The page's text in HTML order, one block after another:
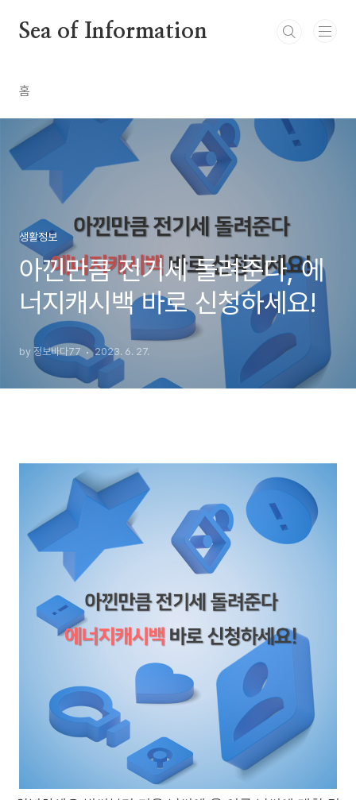
Sea of Information
홈
생활정보
아낀만큼 전기세 돌려준다, 에
너지캐시백 바로 신청하세요!
by 정보바다77 2023. 6. 27.